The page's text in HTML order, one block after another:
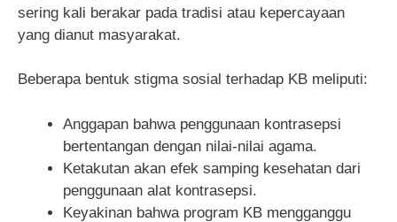
sering kali berakar pada tradisi atau kepercayaan
yang dianut masyarakat.
Beberapa bentuk stigma sosial terhadap KB meliputi:
Anggapan bahwa penggunaan kontrasepsi
bertentangan dengan nilai-nilai agama.
Ketakutan akan efek samping kesehatan dari
penggunaan alat kontrasepsi.
Keyakinan bahwa program KB mengganggu